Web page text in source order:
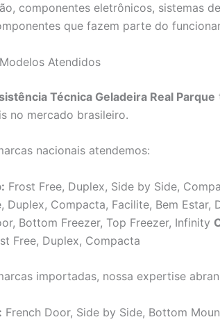
componentes eletrônicos, sistemas
que fazem parte do
Atendidos
Técnica Geladeira Real Parque
no mercado brasileiro.
nacionais atendemos:
Frost Free, Duplex, Side by Side,
Duplex, Compacta, Facilite, Bem Estar,
Bottom Freezer, Top Freezer, Infinity
Free, Duplex, Compacta
importadas, nossa expertise
French Door, Side by Side, Bottom